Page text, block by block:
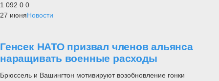
1 092 0 0
27 июняНовости
Генсек НАТО призвал членов альянса
наращивать военные расходы
Брюссель и Вашингтон мотивируют возобновление гонки